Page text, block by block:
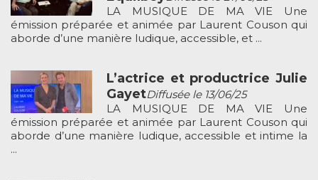
LA MUSIQUE DE MA VIE Une
émission préparée et animée par Laurent Couson qui
aborde d’une manière ludique, accessible, et ...
L’actrice et productrice Julie
GayetDiffusée le 13/06/25
LA MUSIQUE DE MA VIE Une
émission préparée et animée par Laurent Couson qui
aborde d’une manière ludique, accessible et intime la
...